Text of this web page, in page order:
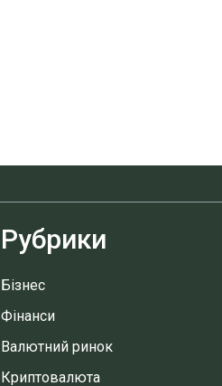
Рубрики
Бізнес
Фінанси
Валютний ринок
Криптовалюта